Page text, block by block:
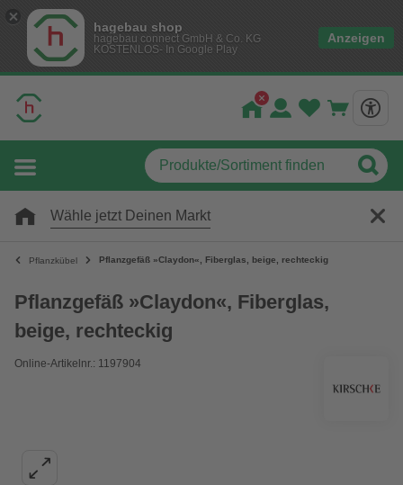
hagebau shop
hagebau connect GmbH & Co. KG
KOSTENLOS- In Google Play
Anzeigen
Wähle jetzt Deinen Markt
Pflanzkübel Pflanzgefäß »Claydon«, Fiberglas, beige, rechteckig
Pflanzgefäß »Claydon«, Fiberglas,
beige, rechteckig
Online-Artikelnr.: 1197904